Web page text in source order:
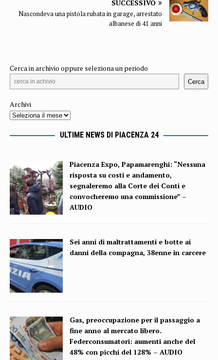
SUCCESSIVO
Nascondeva una pistola rubata in garage, arrestato
albanese di 41 anni
Cerca in archivio oppure seleziona un periodo
Cerca
Archivi
ULTIME NEWS DI PIACENZA 24
Piacenza Expo, Papamarenghi: “Nessuna
risposta su costi e andamento,
segnaleremo alla Corte dei Conti e
convocheremo una commissione” –
AUDIO
Sei anni di maltrattamenti e botte ai
danni della compagna, 38enne in carcere
Gas, preoccupazione per il passaggio a
fine anno al mercato libero.
Federconsumatori: aumenti anche del
48% con picchi del 128% – AUDIO